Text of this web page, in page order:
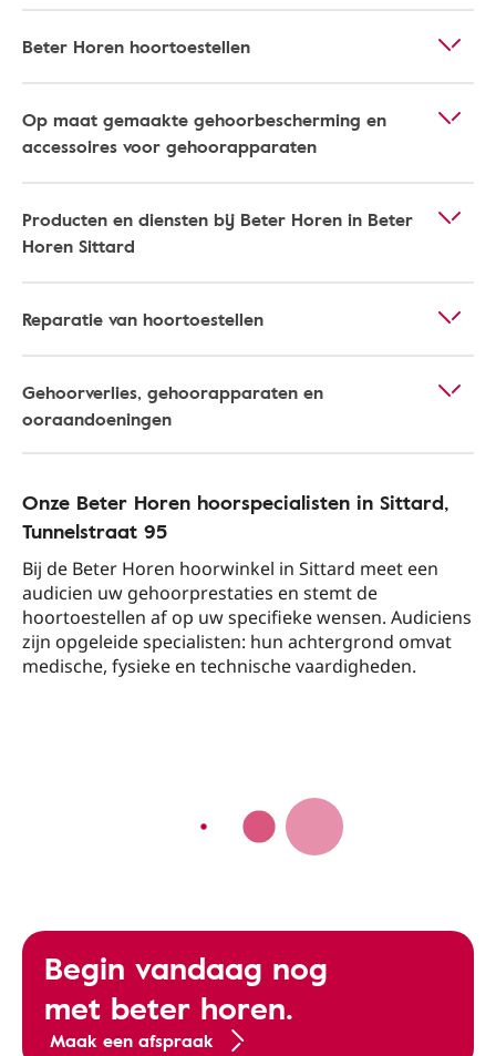
Beter Horen hoortoestellen
Op maat gemaakte gehoorbescherming en
accessoires voor gehoorapparaten
Producten en diensten bij Beter Horen in Beter
Horen Sittard
Reparatie van hoortoestellen
Gehoorverlies, gehoorapparaten en
ooraandoeningen
Onze Beter Horen hoorspecialisten in Sittard​,
Tunnelstraat 95​
Bij de Beter Horen hoorwinkel in Sittard​ meet een
audicien uw gehoorprestaties en stemt de
hoortoestellen af op uw specifieke wensen. Audiciens
zijn opgeleide specialisten: hun achtergrond omvat
medische, fysieke en technische vaardigheden.
Begin vandaag nog
met beter horen.
Maak een afspraak